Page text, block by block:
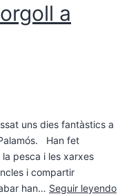
a
uns dies fantàstics a
Han fet
pesca i les xarxes
i compartir
han… Seguir leyendo